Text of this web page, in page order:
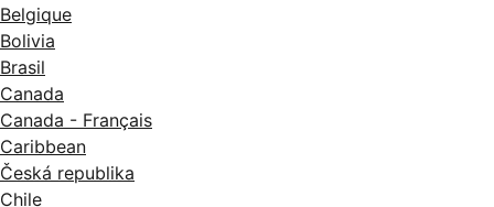
Belgique
Bolivia
Brasil
Canada
Canada - Français
Caribbean
Česká republika
Chile